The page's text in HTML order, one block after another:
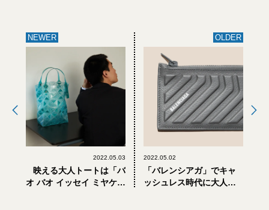
NEWER
2022.05.03
映える大人トートは「バ
オ バオ イッセイ ミヤケ」
OLDER
2022.05.02
「バレンシアガ」でキャ
ッシュレス時代に大人が